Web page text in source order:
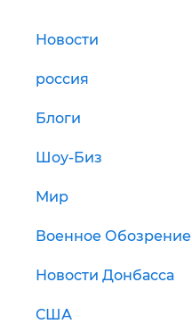
Новости
россия
Блоги
Шоу-Биз
Мир
Военное Обозрение
Новости Донбасса
США